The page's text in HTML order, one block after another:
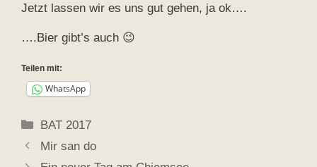
Jetzt lassen wir es uns gut gehen, ja ok….
….Bier gibt’s auch 😉
Teilen mit:
WhatsApp
Kategorien
BAT 2017
Mir san do